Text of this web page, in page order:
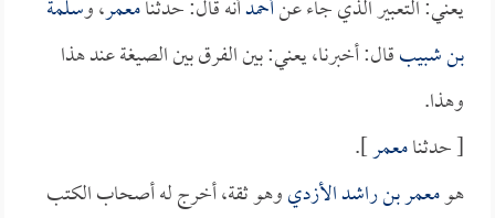
يعني: التعبير الذي جاء عنأحمدأنه قال: حدثنامعمر، وسلمة
بن شبيبقال: أخبرنا، يعني: بين الفرق بين الصيغة عند هذا
وهذا.
[ حدثنامعمر].
هومعمر بن راشد الأزديوهو ثقة، أخرج له أصحاب الكتب